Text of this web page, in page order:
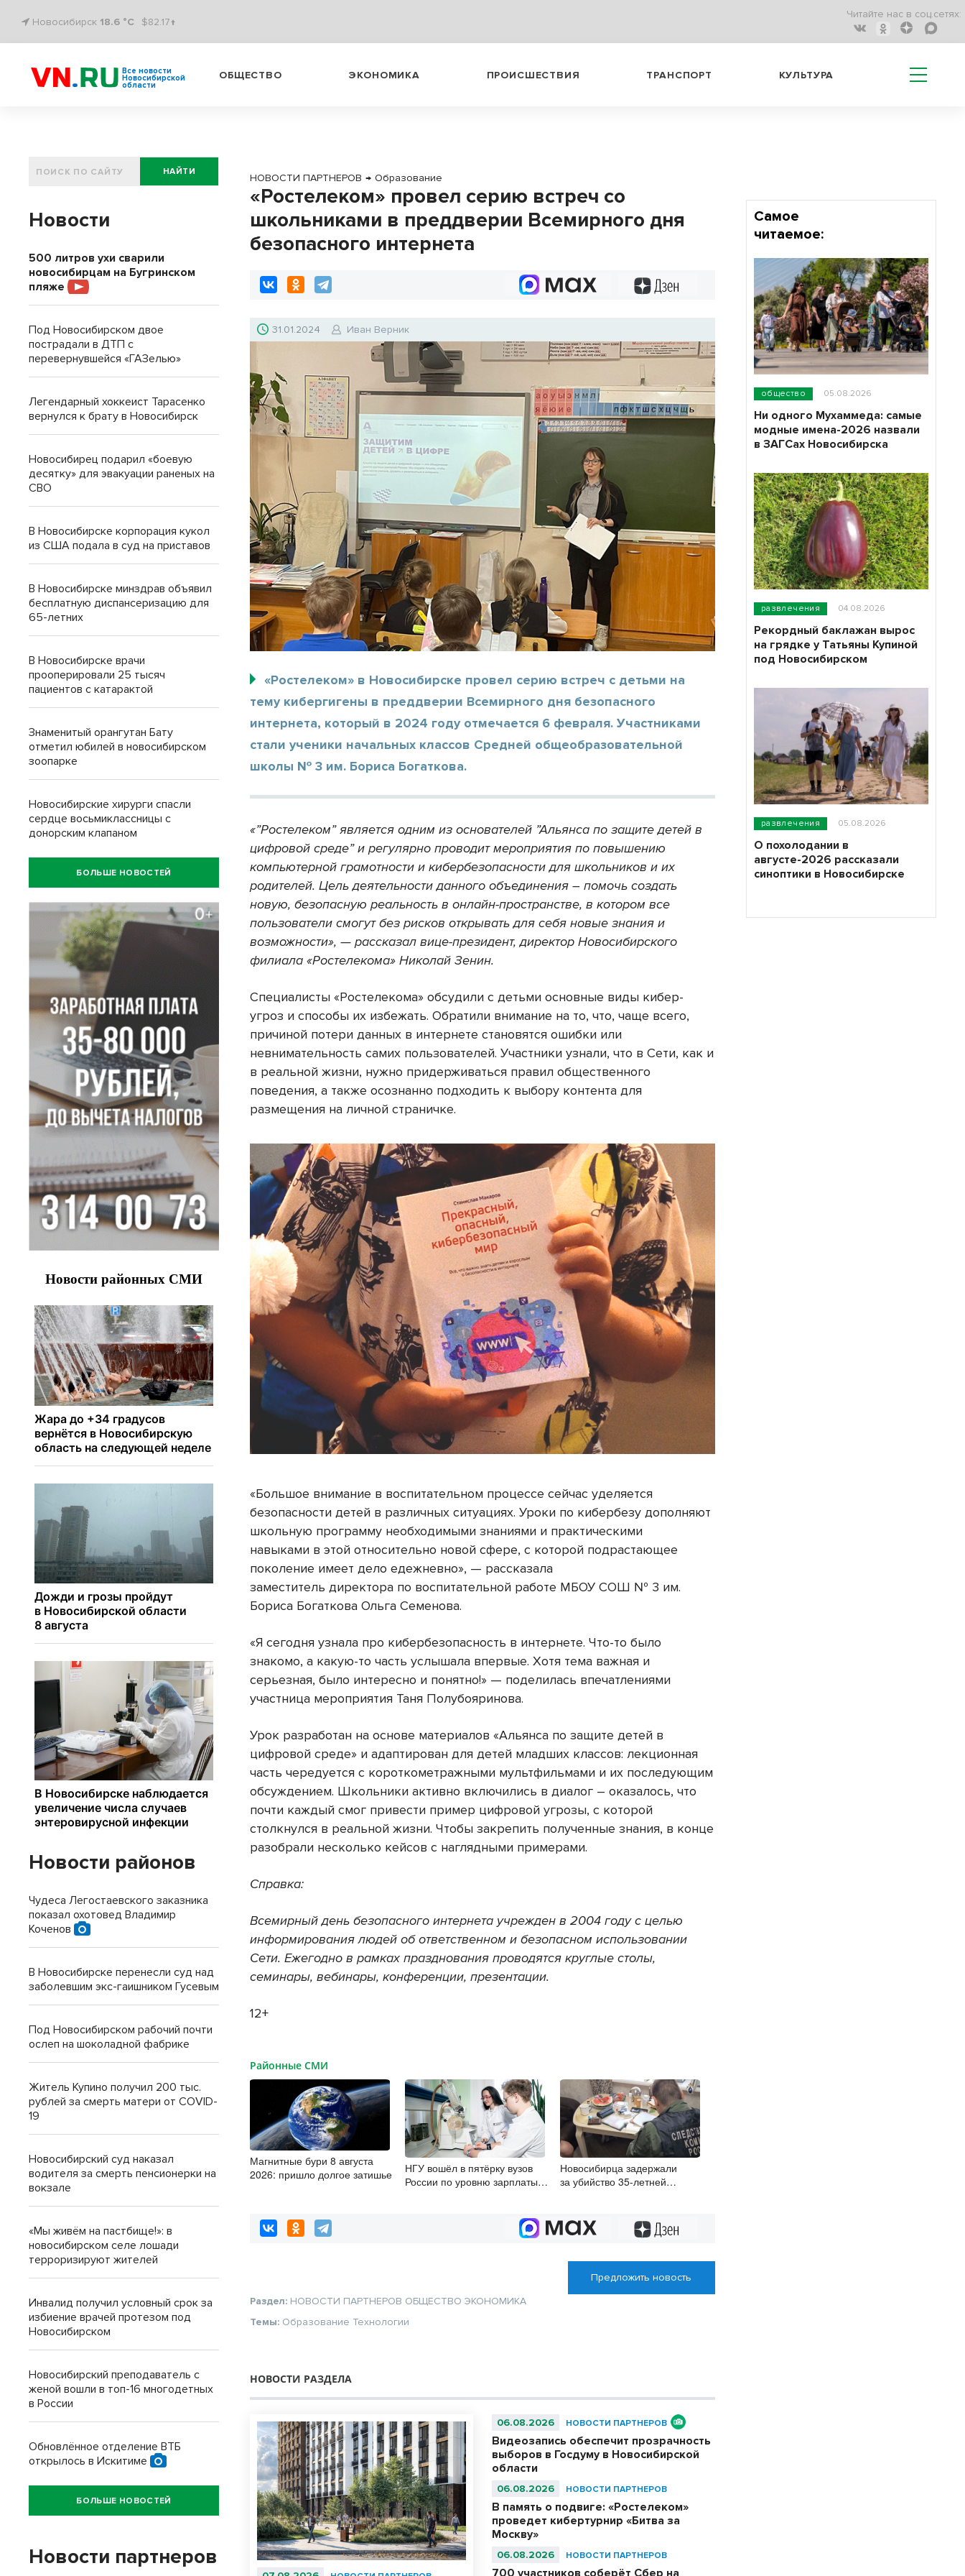
Новосибирск 18.6 °C $82.17↑
Читайте нас в соц.сетях:
Все новости
Новосибирской
области
ОБЩЕСТВО ЭКОНОМИКА ПРОИСШЕСТВИЯ ТРАНСПОРТ КУЛЬТУРА
НОВОСТИ ПАРТНЕРОВ → Образование
«Ростелеком» провел серию встреч со
школьниками в преддверии Всемирного дня
безопасного интернета
31.01.2024 Иван Верник
«Ростелеком» в Новосибирске провел серию встреч с детьми на
тему кибергигены в преддверии Всемирного дня безопасного
интернета, который в 2024 году отмечается 6 февраля. Участниками
стали ученики начальных классов Средней общеобразовательной
школы № 3 им. Бориса Богаткова.
«”Ростелеком” является одним из основателей ”Альянса по защите детей в
цифровой среде” и регулярно проводит мероприятия по повышению
компьютерной грамотности и кибербезопасности для школьников и их
родителей. Цель деятельности данного объединения – помочь создать
новую, безопасную реальность в онлайн-пространстве, в котором все
пользователи смогут без рисков открывать для себя новые знания и
возможности», — рассказал вице-президент, директор Новосибирского
филиала «Ростелекома» Николай Зенин.
Специалисты «Ростелекома» обсудили с детьми основные виды кибер-
угроз и способы их избежать. Обратили внимание на то, что, чаще всего,
причиной потери данных в интернете становятся ошибки или
невнимательность самих пользователей. Участники узнали, что в Сети, как и
в реальной жизни, нужно придерживаться правил общественного
поведения, а также осознанно подходить к выбору контента для
размещения на личной страничке.
«Большое внимание в воспитательном процессе сейчас уделяется
безопасности детей в различных ситуациях. Уроки по кибербезу дополняют
школьную программу необходимыми знаниями и практическими
навыками в этой относительно новой сфере, с которой подрастающее
поколение имеет дело едежневно», — рассказала
заместитель директора по воспитательной работе МБОУ СОШ № 3 им.
Бориса Богаткова Ольга Семенова.
«Я сегодня узнала про кибербезопасность в интернете. Что-то было
знакомо, а какую-то часть услышала впервые. Хотя тема важная и
серьезная, было интересно и понятно!» — поделилась впечатлениями
участница мероприятия Таня Полубояринова.
Урок разработан на основе материалов «Альянса по защите детей в
цифровой среде» и адаптирован для детей младших классов: лекционная
часть чередуется с короткометражными мультфильмами и их последующим
обсуждением. Школьники активно включились в диалог – оказалось, что
почти каждый смог привести пример цифровой угрозы, с которой
столкнулся в реальной жизни. Чтобы закрепить полученные знания, в конце
разобрали несколько кейсов c наглядными примерами.
Справка:
Всемирный день безопасного интернета учрежден в 2004году с целью
информирования людей об ответственном и безопасном использовании
Сети.Ежегодно в рамках празднования проводятся круглые столы,
семинары,вебинары,конференции,презентации.
12+
Районные СМИ
Магнитные бури 8 августа
2026: пришло долгое затишье
НГУ вошёл в пятёрку вузов
России по уровню зарплаты
Новосибирца задержали
за убийство 35-летней
Предложить новость
Раздел: НОВОСТИ ПАРТНЕРОВ ОБЩЕСТВО ЭКОНОМИКА
Темы: Образование Технологии
НОВОСТИ РАЗДЕЛА
06.08.2026 НОВОСТИ ПАРТНЕРОВ
Видеозапись обеспечит прозрачность
выборов в Госдуму в Новосибирской
области
06.08.2026 НОВОСТИ ПАРТНЕРОВ
В память о подвиге: «Ростелеком»
проведет кибертурнир «Битва за
Москву»
06.08.2026 НОВОСТИ ПАРТНЕРОВ
700 участников соберёт Сбер на
НАЙТИ
Новости
500 литров ухи сварили
новосибирцам на Бугринском
пляже
Под Новосибирском двое
пострадали в ДТП с
перевернувшейся «ГАЗелью»
Легендарный хоккеист Тарасенко
вернулся к брату в Новосибирск
Новосибирец подарил «боевую
десятку» для эвакуации раненых на
СВО
В Новосибирске корпорация кукол
из США подала в суд на приставов
В Новосибирске минздрав объявил
бесплатную диспансеризацию для
65-летних
В Новосибирске врачи
прооперировали 25 тысяч
пациентов с катарактой
Знаменитый орангутан Бату
отметил юбилей в новосибирском
зоопарке
Новосибирские хирурги спасли
сердце восьмиклассницы с
донорским клапаном
БОЛЬШЕ НОВОСТЕЙ
Новости районов
Чудеса Легостаевского заказника
показал охотовед Владимир
Коченов
В Новосибирске перенесли суд над
заболевшим экс-гаишником Гусевым
Под Новосибирском рабочий почти
ослеп на шоколадной фабрике
Житель Купино получил 200 тыс.
рублей за смерть матери от COVID-
19
Новосибирский суд наказал
водителя за смерть пенсионерки на
вокзале
«Мы живём на пастбище!»: в
новосибирском селе лошади
терроризируют жителей
Инвалид получил условный срок за
избиение врачей протезом под
Новосибирском
Новосибирский преподаватель с
женой вошли в топ-16 многодетных
в России
Обновлённое отделение ВТБ
открылось в Искитиме
БОЛЬШЕ НОВОСТЕЙ
Новости партнеров
Самое
читаемое:
общество 05.08.2026
Ни одного Мухаммеда: самые
модные имена-2026 назвали
в ЗАГСах Новосибирска
развлечения 04.08.2026
Рекордный баклажан вырос
на грядке у Татьяны Купиной
под Новосибирском
развлечения 05.08.2026
О похолодании в
августе-2026 рассказали
синоптики в Новосибирске